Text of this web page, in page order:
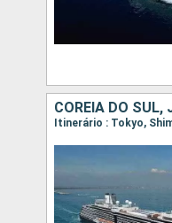
COREIA DO SUL,
Itinerário : Tokyo,